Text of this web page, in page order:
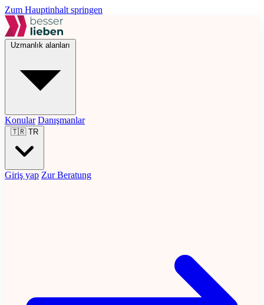
Zum Hauptinhalt springen
Uzmanlık alanları
Konular Danışmanlar
🇹🇷 TR
Giriş yap Zur Beratung